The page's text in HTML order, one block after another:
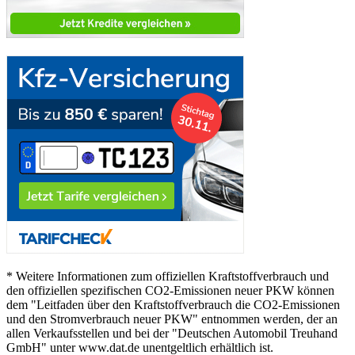
* Weitere Informationen zum offiziellen Kraftstoffverbrauch und
den offiziellen spezifischen CO2-Emissionen neuer PKW können
dem "Leitfaden über den Kraftstoffverbrauch die CO2-Emissionen
und den Stromverbrauch neuer PKW" entnommen werden, der an
allen Verkaufsstellen und bei der "Deutschen Automobil Treuhand
GmbH" unter www.dat.de unentgeltlich erhältlich ist.